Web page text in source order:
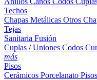
Techos
Chapas Metálicas Otros
Tejas
Sanitaria Fusión
Cuplas / Uniones Codos
más
Pisos
Cerámicos Porcelanato